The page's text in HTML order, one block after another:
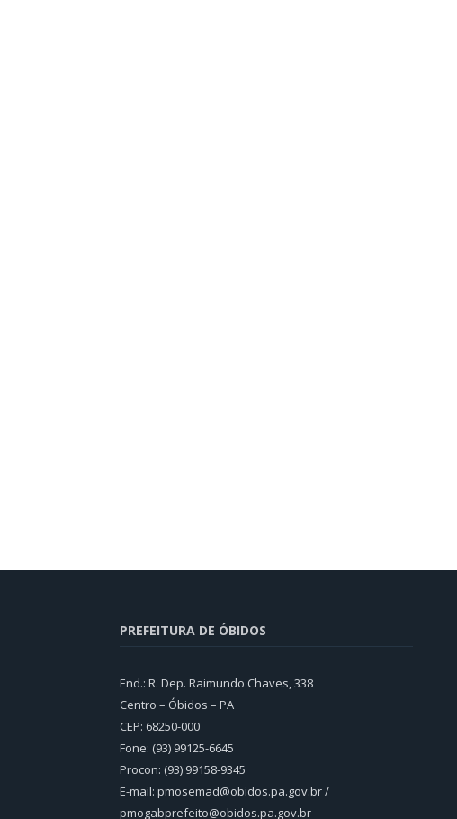
PREFEITURA DE ÓBIDOS
End.: R. Dep. Raimundo Chaves, 338
Centro – Óbidos – PA
CEP: 68250-000
Fone: (93) 99125-6645
Procon: (93) 99158-9345
E-mail: pmosemad@obidos.pa.gov.br /
pmogabprefeito@obidos.pa.gov.br